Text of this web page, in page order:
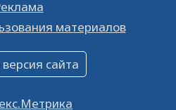
61031
места
материалов
сайта